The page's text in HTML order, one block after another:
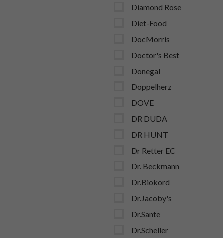
Diamond Rose
Diet-Food
DocMorris
Doctor's Best
Donegal
Doppelherz
DOVE
DR DUDA
DR HUNT
Dr Retter EC
Dr. Beckmann
Dr.Biokord
Dr.Jacoby's
Dr.Sante
Dr.Scheller